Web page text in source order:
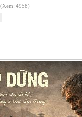
(Xem: 4958)